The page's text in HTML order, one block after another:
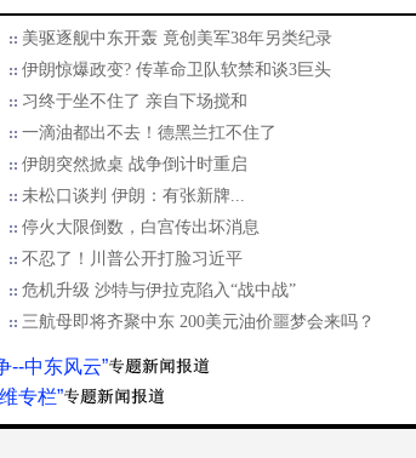
美驱逐舰中东开轰 竟创美军38年另类纪录
伊朗惊爆政变? 传革命卫队软禁和谈3巨头
习终于坐不住了 亲自下场搅和
一滴油都出不去！德黑兰扛不住了
伊朗突然掀桌 战争倒计时重启
未松口谈判 伊朗：有张新牌...
停火大限倒数，白宫传出坏消息
不忍了！川普公开打脸习近平
危机升级 沙特与伊拉克陷入“战中战”
三航母即将齐聚中东 200美元油价噩梦会来吗？
--中东风云”
专栏”